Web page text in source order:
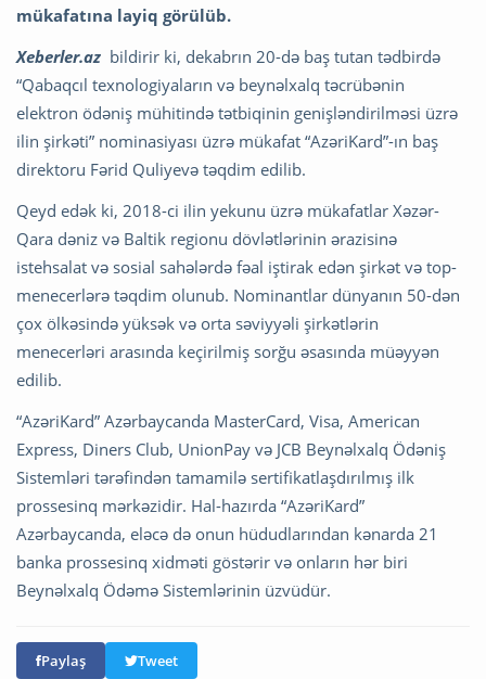
mükafatına layiq görülüb.
Xeberler.az bildirir ki, dekabrın 20-də baş tutan tədbirdə
“Qabaqcıl texnologiyaların və beynəlxalq təcrübənin
elektron ödəniş mühitində tətbiqinin genişləndirilməsi üzrə
ilin şirkəti” nominasiyası üzrə mükafat “AzəriKard”-ın baş
direktoru Fərid Quliyevə təqdim edilib.
Qeyd edək ki, 2018-ci ilin yekunu üzrə mükafatlar Xəzər-
Qara dəniz və Baltik regionu dövlətlərinin ərazisinə
istehsalat və sosial sahələrdə fəal iştirak edən şirkət və top-
menecerlərə təqdim olunub. Nominantlar dünyanın 50-dən
çox ölkəsində yüksək və orta səviyyəli şirkətlərin
menecerləri arasında keçirilmiş sorğu əsasında müəyyən
edilib.
“AzəriKard” Azərbaycanda MasterCard, Visa, American
Express, Diners Club, UnionPay və JCB Beynəlxalq Ödəniş
Sistemləri tərəfindən tamamilə sertifikatlaşdırılmış ilk
prossesinq mərkəzidir. Hal-hazırda “AzəriKard”
Azərbaycanda, eləcə də onun hüdudlarından kənarda 21
banka prossesinq xidməti göstərir və onların hər biri
Beynəlxalq Ödəmə Sistemlərinin üzvüdür.
Paylaş Tweet